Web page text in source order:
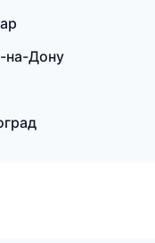
на-Дону